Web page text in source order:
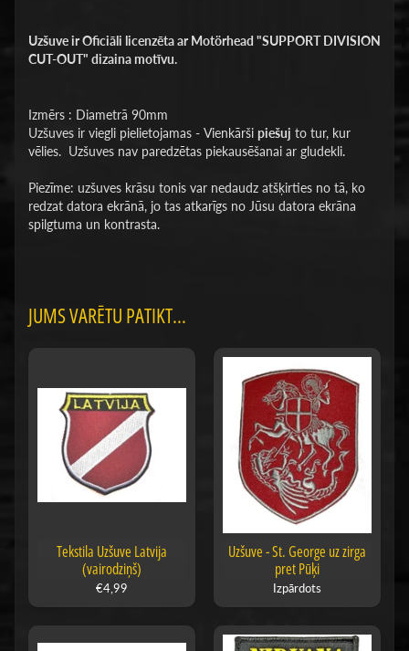
Uzšuve ir Oficiāli licenzēta ar Motörhead "SUPPORT DIVISION
CUT-OUT" dizaina motīvu.
Izmērs : Diametrā 90mm
Uzšuves ir viegli pielietojamas - Vienkārši piešuj to tur, kur
vēlies. Uzšuves nav paredzētas piekausēšanai ar gludekli.
Piezīme: uzšuves krāsu tonis var nedaudz atšķirties no tā, ko
redzat datora ekrānā, jo tas atkarīgs no Jūsu datora ekrāna
spilgtuma un kontrasta.
JUMS VARĒTU PATIKT...
Tekstila Uzšuve Latvija
(vairodziņš)
€4,99
Uzšuve - St. George uz zirga
pret Pūķi
Izpārdots